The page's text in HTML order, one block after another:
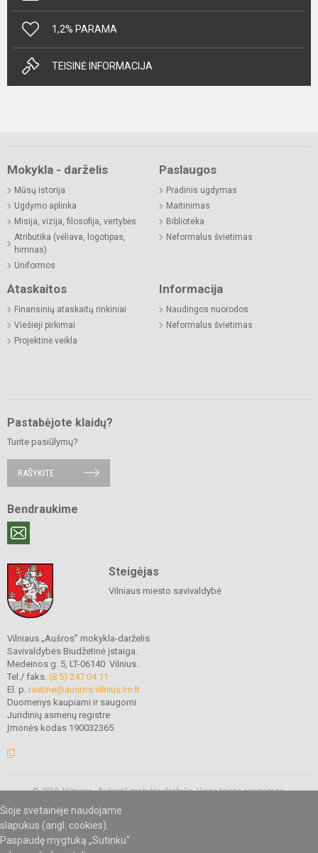
Šioje svetainėje naudojame
slapukus (angl. cookies).
Paspaudę mygtuką „Sutinku“
1,2% PARAMA
TEISINĖ INFORMACIJA
Mokykla - darželis
Mūsų istorija
Ugdymo aplinka
Misija, vizija, filosofija, vertybės
Atributika (vėliava, logotipas,
himnas)
Uniformos
Paslaugos
Pradinis ugdymas
Maitinimas
Biblioteka
Neformalus švietimas
Ataskaitos
Finansinių ataskaitų rinkiniai
Viešieji pirkimai
Projektinė veikla
Informacija
Naudingos nuorodos
Neformalus švietimas
Pastabėjote klaidų?
Turite pasiūlymų?
RAŠYKITE
Bendraukime
Steigėjas
Vilniaus miesto savivaldybė
Vilniaus „Aušros” mokykla-darželis
Savivaldybės Biudžetinė įstaiga.
Medeinos g. 5, LT-06140 Vilnius.
Tel./ faks. (8 5) 247 04 11
El. p. rastine@ausros.vilnius.lm.lt
Duomenys kaupiami ir saugomi
Juridinių asmenų registre
Įmonės kodas 190032365
© 2019. Vilniaus „Aušros” mokykla-darželis. Visos teisės saugomos.